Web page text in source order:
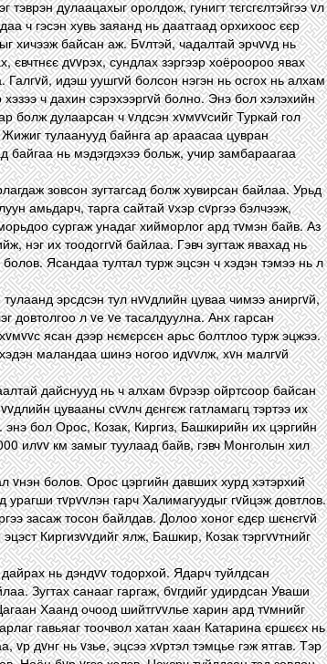
дулаацахыг оролдож, гунигт тєгсгєлтэйгээ vл
ч гэсэн хувь заяанд нь даатгаад орхихоос єєр
хичээж байсан аж. Бvлтэй, чадалтай эрчvvд нь
євчтнєє дvvрэх, сундлах зэргээр хоёроороо явах
Галгvй, идэш уушгvй болсон нэгэн нь осгох нь алхам
ч дахин сэрэхээргvй болно. Энэ бол хэлэхийн
болж дулаарсан ч vлдсэн хvмvvсийг Туркай гол
тулаанууд байнга ар араасаа цувран
нь мэдэгдэхээ больж, учир замбараагаа
зовсон зугтагсад болж хувирсан байлаа. Урьд
амьдарч, тарга сайтай vхэр сvргээ бэлчээж,
сургаж унадаг хийморлог ард тvмэн байв. Аз
нэг их тоодоггvй байлаа. Гэвч зугтаж явахад нь
Ясандаа тултал турж эцсэн ч хэдэн тэмээ нь л
эрсдсэн тул нvvдлийн цуваа чимээ аниргvй,
довтолгоо л vе vе тасалдуулна. Анх гарсан
ясан дээр нємєрсєн арьс болтлоо турж эцжээ.
маландаа шинэ ногоо идvvлж, хvн малгvй
дайснууд нь ч алхам бvрээр ойртсоор байсан
цувааны сvvлч дєнгєж гатламагц тэртээ их
бол Орос, Козак, Киргиз, Башкирийн их цэргийн
илvv км замыг туулаад байв, гэвч Монголын хил
vнэн болов. Орос цэргийн давших хурд хэтэрхий
тvрvvлэн гарч Халимагуудыг гvйцэж довтлов.
засаж тосон байлдав. Долоо хоног єдєр шєнєгvй
Киргизvvдийг ялж, Башкир, Козак тэргvvтнийг
нь дэндvv тодорхой. Ядарч туйлдсан
Зугтах санааг гаргаж, бvгдийг удирдсан Уваши
Хаанд очоод шийтгvvлье харин ард тvмнийг
гавьяаг тоочвол хатан хаан Катарина єршєєх нь
vр дvнг нь vзье, эцсээ хvртэл тэмцье гэж ятгав. Тэр